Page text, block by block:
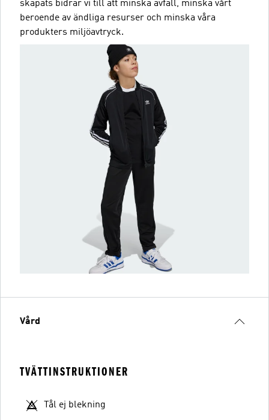
skapats bidrar vi till att minska avfall, minska vårt
beroende av ändliga resurser och minska våra
produkters miljöavtryck.
Vård
TVÄTTINSTRUKTIONER
Tål ej blekning